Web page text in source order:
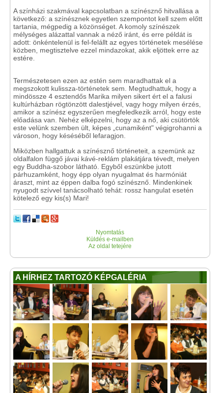
A színházi szakmával kapcsolatban a színésznő hitvallása a
következő: a színésznek egyetlen szempontot kell szem előtt
tartania, mégpedig a közönséget. A komoly színészek
mélységes alázattal vannak a néző iránt, és erre példát is
adott: önkéntelenül is fel-felállt az egyes történetek mesélése
közben, megtisztelve ezzel mindazokat, akik eljöttek erre az
estére.
Természetesen ezen az estén sem maradhattak el a
megszokott kulissza-történetek sem. Megtudhattuk, hogy a
mindössze 4 esztendős Marika milyen sikert ért el a falusi
kultúrházban rögtönzött dalestjével, vagy hogy milyen érzés,
amikor a színész egyszerűen megfeledkezik arról, hogy este
előadása van. Nehéz elképzelni, hogy az a nő, aki csütörtök
este velünk szemben ült, képes „cunamiként" végigrohanni a
városon, hogy késéséből lefaragjon.
Miközben hallgattuk a színésznő történeteit, a szemünk az
oldalfalon függő jávai kávé-reklám plakátjára tévedt, melyen
egy Buddha-szobor látható. Egyből eszünkbe jutott
párhuzamként, hogy épp olyan nyugalmat és harmóniát
áraszt, mint az éppen dalba fogó színésznő. Mindenkinek
nyugodt szívvel tanácsolható tehát: rossz hangulat esetén
kötelező egy kis(s) Mari!
Nyomtatás
Küldés e-mailben
Az oldal tetejére
A HÍRHEZ TARTOZÓ KÉPGALÉRIA